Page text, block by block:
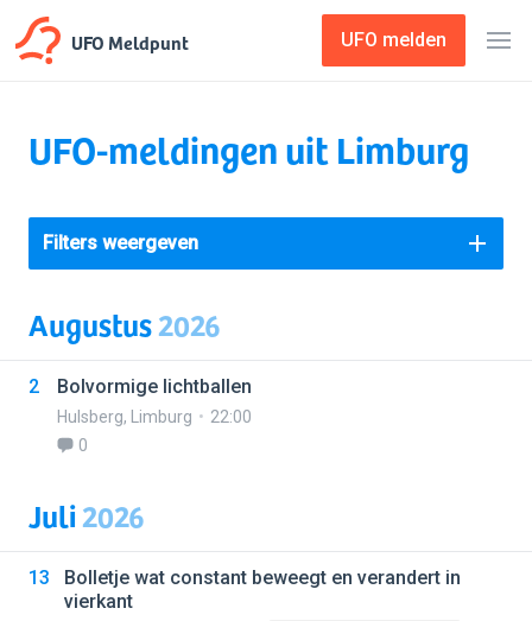
UFO Meldpunt UFO melden
UFO-meldingen uit Limburg
Filters weergeven
Augustus2026
2 Bolvormige lichtballen
Hulsberg, Limburg
22:00
0
Juli2026
13
Bolletje wat constant beweegt en verandert in
vierkant